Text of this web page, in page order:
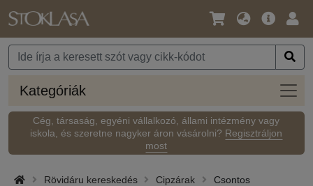
Nyelv
Pénznem
Fő
Kategóriák
Cég, társaság, egyéni vállalkozó, állami intézmény vagy
iskola, és szeretne nagyker áron vásárolni? Regisztráljon
most
Rövidáru kereskedés Cipzárak
Csontos